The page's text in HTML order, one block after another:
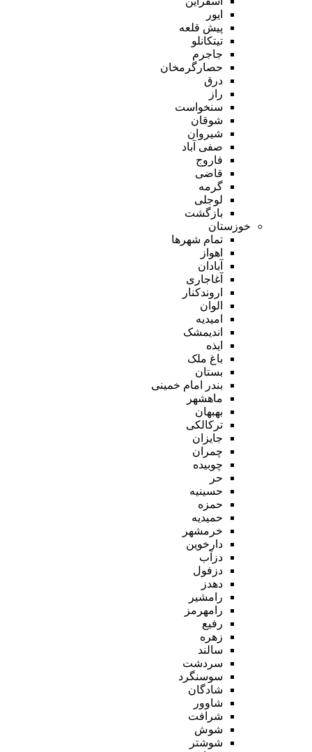
ایور
پیش قلعه
تیتکانلو
جاجرم
حصارگرمخان
درق
راز
سنخواست
شوقان
شیروان
صفی آباد
فاروج
قاضی
گرمه
لوجلی
بازگشت
خوزستان
تمام شهر‌ها
اهواز
آبادان
آغاجاری
اروندکنار
الوان
امیدیه
اندیمشک
ایذه
باغ ملک
بستان
بندر امام خمینی
ماهشهر
بهبهان
ترکالکی
جایزان
چمران
چوبیده
حر
حسینیه
حمزه
حمیدیه
خرمشهر
دارخوین
دزآب
دزفول
دهدز
رامشیر
رامهرمز
رفیع
زهره
سالند
سردشت
سوسنگرد
شادگان
شاوور
شرافت
شوش
شوشتر